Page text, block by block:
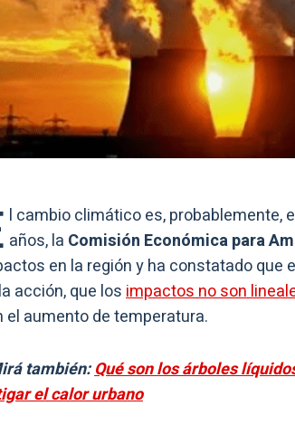
l cambio climático es, probablemente,
años, la Comisión Económica para
en la región y ha constatado que
acción, que losimpactos no son
el aumento de temperatura.
también:Qué son los árboles
el calor urbano